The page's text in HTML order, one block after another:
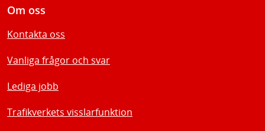
Om oss
Kontakta oss
Vanliga frågor och svar
Lediga jobb
Trafikverkets visslarfunktion